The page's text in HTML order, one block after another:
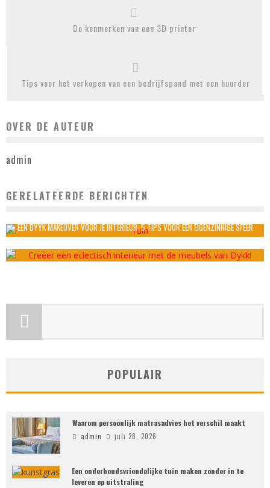
De kenmerken van een 3D printer
Tips voor het verkopen van een bedrijfspand met een huurder
OVER DE AUTEUR
admin
GERELATEERDE BERICHTEN
HERFST VOORTUIN DECORATIE: SEIZOENSGEBONDEN TIPS
EEN DYYK MAKEOVER VOOR JE INTERIEUR: 5 TIPS VOOR EEN EIGENZINNIGE SFEER
POPULAIR
Waarom persoonlijk matrasadvies het verschil maakt
admin juli 28, 2026
Een onderhoudsvriendelijke tuin maken zonder in te
leveren op uitstraling